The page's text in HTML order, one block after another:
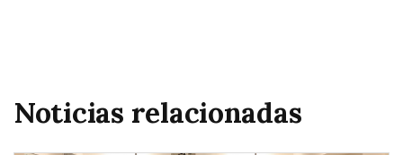
Noticias relacionadas